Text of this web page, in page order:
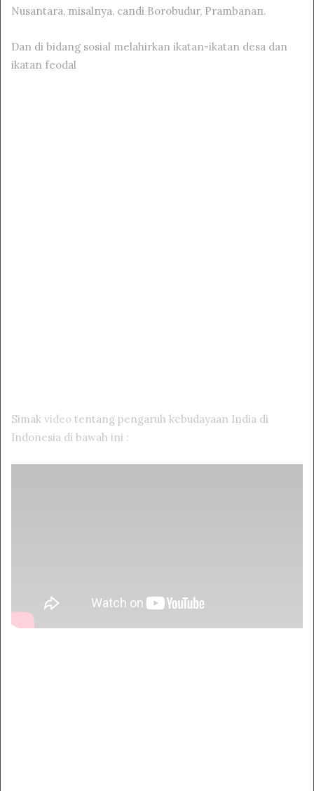
Nusantara, misalnya, candi Borobudur, Prambanan.
Dan di bidang sosial melahirkan ikatan-ikatan desa dan
ikatan feodal
Simak video tentang pengaruh kebudayaan India di
Indonesia di bawah ini :